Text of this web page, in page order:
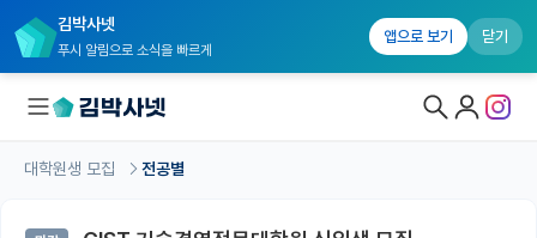
김박사넷
푸시 알림으로 소식을 빠르게
앱으로 보기 닫기
대학원생 모집 전공별